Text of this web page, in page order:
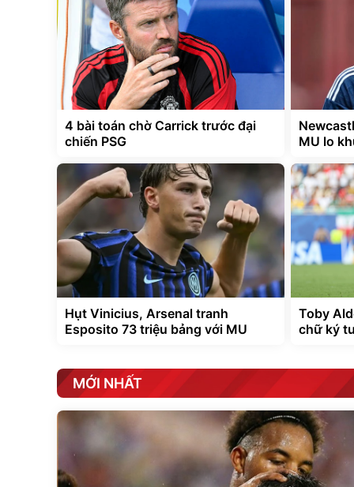
4 bài toán chờ Carrick trước đại
chiến PSG
MU lo
Hụt Vinicius, Arsenal tranh
Esposito 73 triệu bảng với MU
Toby
chữ ký
MỚI NHẤT